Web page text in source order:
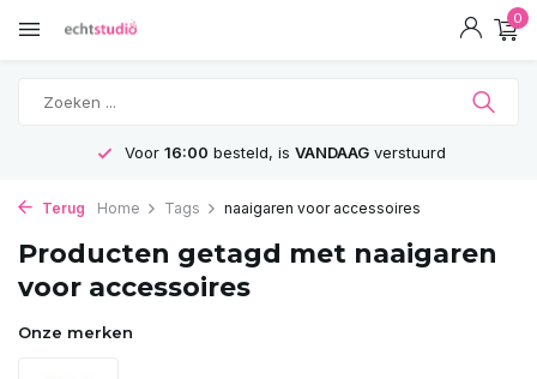
0
Voor 16:00 besteld, is VANDAAGverstuurd
Terug Home Tags naaigaren voor accessoires
Producten getagd met naaigaren
voor accessoires
Onze merken